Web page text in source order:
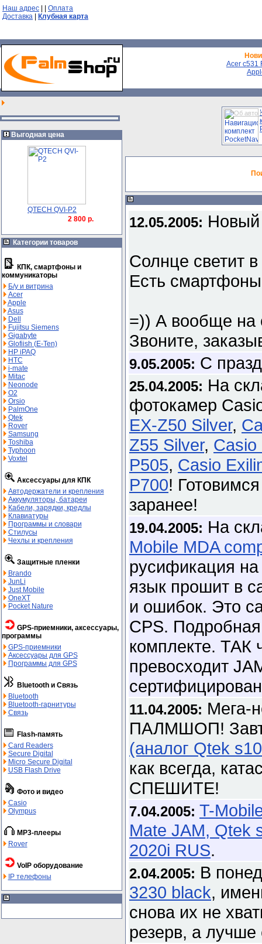
Наш адрес
Оплата
Доставка
Клубная карта
Acer с531
Об авто
Выгодная цена
QTECH QVI-P2
2 800 р.
Категории товаров
КПК, смартфоны и
коммуникаторы
Б/у и витрина
Acer
Apple
Asus
Dell
Fujitsu Siemens
Gigabyte
Glofiish (E-Ten)
HP iPAQ
HTC
i-mate
Mitac
Neonode
O2
Orsio
PalmOne
Qtek
Rover
Samsung
Toshiba
Typhoon
Voxtel
Аксессуары для КПК
Автодержатели и крепления
Аккумуляторы, батареи
Кабели, зарядки, кредлы
Клавиатуры
Программы и словари
Стилусы
Чехлы и крепления
Защитные пленки
Brando
JunLi
Just Mobile
OneXT
Pocket Nature
GPS-приемники, аксессуары,
программы
GPS-приемники
Аксессуары для GPS
Программы для GPS
Bluetooth и Связь
Bluetooth
Bluetooth-гарнитуры
Связь
Flash-память
Card Readers
Secure Digital
Micro Secure Digital
USB Flash Drive
Фото и видео
Casio
Olympus
MP3-плееры
Rover
VoIP оборудование
IP телефоны
12.05.2005: Новый
Солнце светит
Есть
=)) А вообще на
Звоните,
9.05.2005: С
25.04.2005: На
фотокамер
EX-Z50 Silver,
Z55 Silver, Casio
P505, Casio
P700!
заранее!
19.04.2005: На
Mobile MDA
русификация на
язык прошит в
и ошибок. Это
CPS. Подробная
комплекте. ТАК
превосходит
11.04.2005: Мега-
ПАЛМШОП!
(аналог Qtek
как всегда,
СПЕШИТЕ!
7.04.2005: T-
Mate JAM, Qtek
2020i RUS.
2.04.2005: В
3230 black,
снова их не
резерв, а лучше